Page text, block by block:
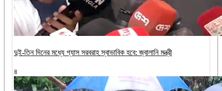
দুই-তিন দিনের মধ্যে গ্যাস সরবরাহ স্বাভাবিক হবে: জ্বালানি মন্ত্রী
৪